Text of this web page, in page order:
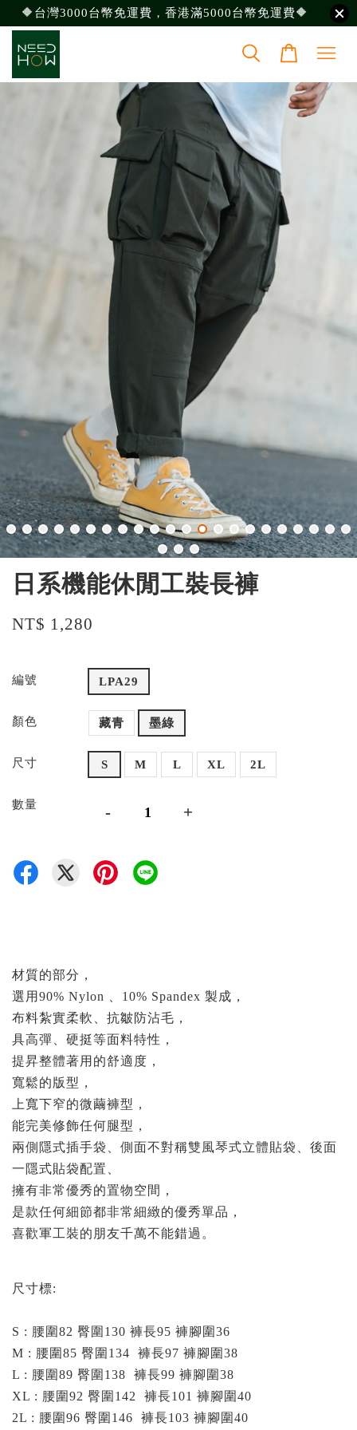
🔶台灣3000台幣免運費，香港滿5000台幣免運費🔶
日系機能休閒工裝長褲
NT$ 1,280
編號 LPA29
顏色 藏青 墨綠
尺寸 S M L XL 2L
數量 - +
材質的部分，
選用90% Nylon 、10% Spandex 製成，
布料紮實柔軟、抗皺防沾毛，
具高彈、硬挺等面料特性，
提昇整體著用的舒適度，
寬鬆的版型，
上寬下窄的微繭褲型，
能完美修飾任何腿型，
兩側隱式插手袋、側面不對稱雙風琴式立體貼袋、後面
一隱式貼袋配置、
擁有非常優秀的置物空間，
是款任何細節都非常細緻的優秀單品，
喜歡軍工裝的朋友千萬不能錯過。
尺寸標:
S : 腰圍82 臀圍130 褲長95 褲腳圍36
M : 腰圍85 臀圍134 褲長97 褲腳圍38
L : 腰圍89 臀圍138 褲長99 褲腳圍38
XL : 腰圍92 臀圍142 褲長101 褲腳圍40
2L : 腰圍96 臀圍146 褲長103 褲腳圍40